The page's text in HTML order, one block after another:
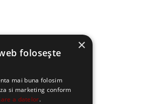
×
folosește
mai buna folosim
si marketing conform
a datelor.